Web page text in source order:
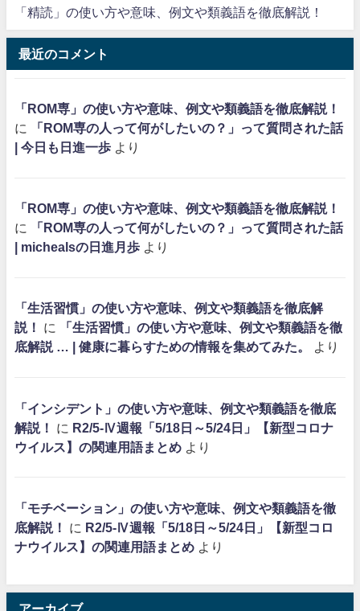
「精読」の使い方や意味、例文や類義語を徹底解説！
最近のコメント
「ROM専」の使い方や意味、例文や類義語を徹底解説！
に
「ROM専の人って何がしたいの？」って質問された話
| 今日も日進一歩 より
「ROM専」の使い方や意味、例文や類義語を徹底解説！
に
「ROM専の人って何がしたいの？」って質問された話
| michealsの日進月歩 より
「生活習慣」の使い方や意味、例文や類義語を徹底解
説！
に
「生活習慣」の使い方や意味、例文や類義語を徹
底解説 … | 健康に暮らすための情報を集めてみた。
より
「インシデント」の使い方や意味、例文や類義語を徹底
解説！
に R2/5-Ⅳ週報「5/18日～5/24日」【新型コロナ
ウイルス】の関連用語まとめ より
「モチベーション」の使い方や意味、例文や類義語を徹
底解説！
に R2/5-Ⅳ週報「5/18日～5/24日」【新型コロ
ナウイルス】の関連用語まとめ より